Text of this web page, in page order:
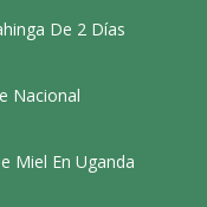
De 2 Días
Nacional
Miel En Uganda